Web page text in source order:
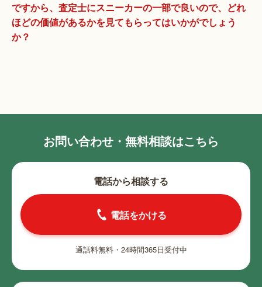
ですから、査定士にスニーカーの一部で良いので、どれ
ほどの価値があるかを見てもらってはいかがでしょう
か？
お問い合わせ・無料相談はこちら
電話から相談する
電話をかける
通話料無料・24時間365日受付中